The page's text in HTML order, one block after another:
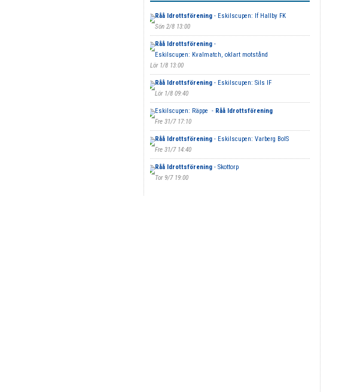
Råå Idrottsförening- Eskilscupen: If Hallby FK
Sön 2/8 13:00
Råå Idrottsförening-
Eskilscupen: Kvalmatch, oklart motstånd
Lör 1/8 13:00
Råå Idrottsförening- Eskilscupen: Sils IF
Lör 1/8 09:40
Eskilscupen: Räppe - Råå Idrottsförening
Fre 31/7 17:10
Råå Idrottsförening- Eskilscupen: Varberg BoIS
Fre 31/7 14:40
Råå Idrottsförening- Skottorp
Tor 9/7 19:00